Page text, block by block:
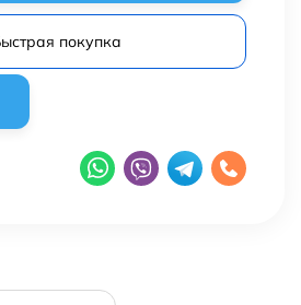
покупка